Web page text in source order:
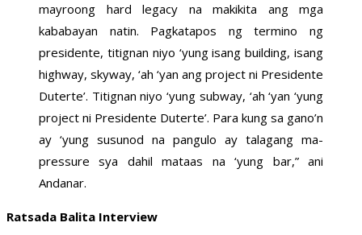
mayroong hard legacy na makikita ang mga
kababayan natin. Pagkatapos ng termino ng
presidente, titignan niyo ‘yung isang building, isang
highway, skyway, ‘ah ‘yan ang project ni Presidente
Duterte’. Titignan niyo ‘yung subway, ‘ah ‘yan ‘yung
project ni Presidente Duterte’. Para kung sa gano’n
ay ‘yung susunod na pangulo ay talagang ma-
pressure sya dahil mataas na ‘yung bar,” ani
Andanar.
Ratsada Balita Interview